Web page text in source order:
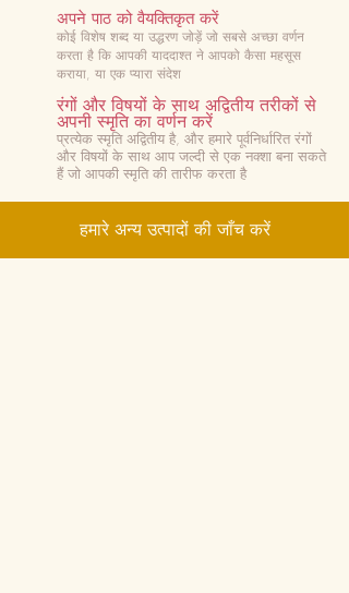
अपने पाठ को वैयक्तिकृत करें
कोई विशेष शब्द या उद्धरण जोड़ें जो सबसे अच्छा वर्णन
करता है कि आपकी याददाश्त ने आपको कैसा महसूस
कराया, या एक प्यारा संदेश
रंगों और विषयों के साथ अद्वितीय तरीकों से
अपनी स्मृति का वर्णन करें
प्रत्येक स्मृति अद्वितीय है, और हमारे पूर्वनिर्धारित रंगों
और विषयों के साथ आप जल्दी से एक नक्शा बना सकते
हैं जो आपकी स्मृति की तारीफ करता है
हमारे अन्य उत्पादों की जाँच करें